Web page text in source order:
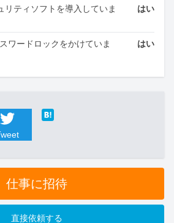
リティソフトを導入していま
はい
ワードロックをかけていま
はい
仕事に招待
直接依頼する